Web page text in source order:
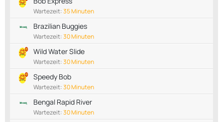
Wartezeit:35 Minuten
Brazilian Buggies
Wartezeit:30 Minuten
Wild Water Slide
Wartezeit:30 Minuten
Speedy Bob
Wartezeit:30 Minuten
Bengal Rapid River
Wartezeit:30 Minuten